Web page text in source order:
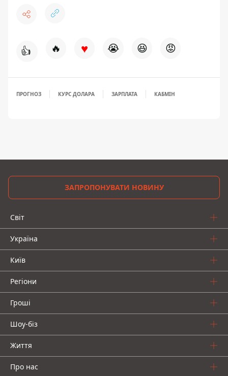
👍 🔥 ♥ 😭 😆 😡
ПРОГНОЗ КУРС ДОЛАРА ЗАРПЛАТА КАБМІН
ЗАПРОПОНУВАТИ НОВИНУ
Світ
Україна
Київ
Регіони
Гроші
Шоу-біз
Життя
Про нас